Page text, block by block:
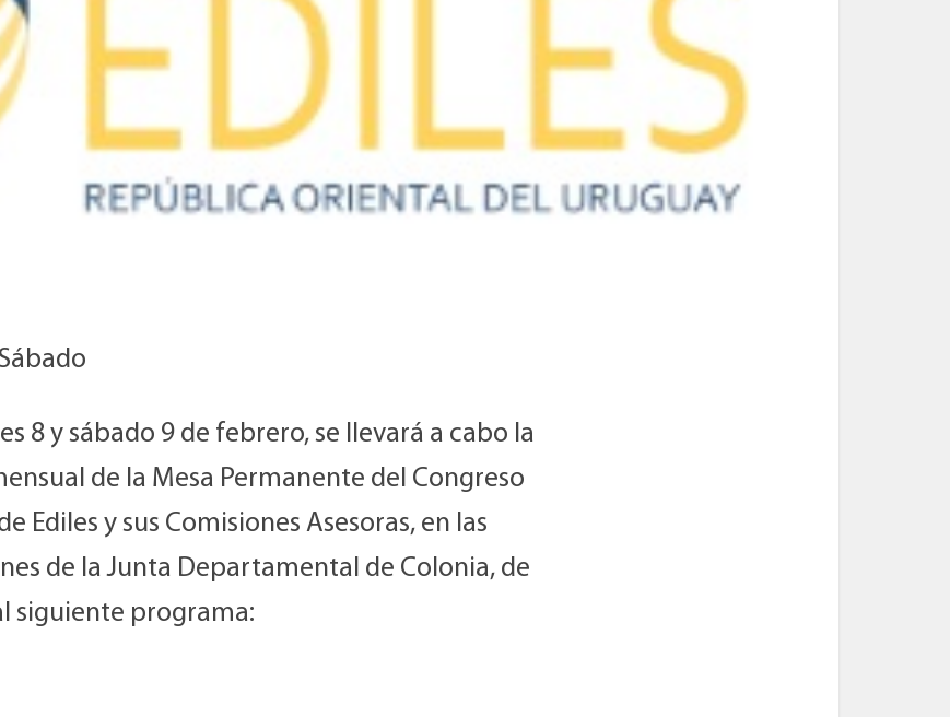
8 y sábado 9 de febrero, se llevará a cabo la
de la Mesa Permanente del Congreso
Ediles y sus Comisiones Asesoras, en las
de la Junta Departamental de Colonia, de
siguiente programa: